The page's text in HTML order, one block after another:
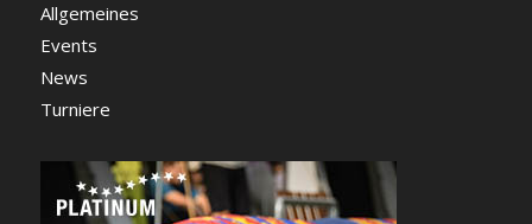
Allgemeines
Events
News
Turniere